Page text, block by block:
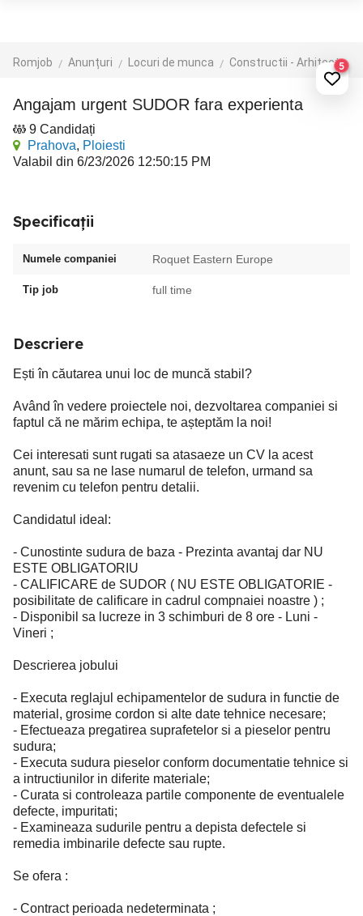
Romjob Anunțuri Locuri de munca Constructii - Arhitectura - Design5
Angajam urgent SUDOR fara experienta
9 Candidați
Prahova, Ploiesti
Valabil din 6/23/2026 12:50:15 PM
Specificații
Numele companiei Roquet Eastern Europe
Tip job full time
Descriere
Ești în căutarea unui loc de muncă stabil?
Având în vedere proiectele noi, dezvoltarea companiei si
faptul că ne mărim echipa, te așteptăm la noi!
Cei interesati sunt rugati sa atasaeze un CV la acest
anunt, sau sa ne lase numarul de telefon, urmand sa
revenim cu telefon pentru detalii.
Candidatul ideal:
- Cunostinte sudura de baza - Prezinta avantaj dar NU
ESTE OBLIGATORIU
- CALIFICARE de SUDOR ( NU ESTE OBLIGATORIE -
posibilitate de calificare in cadrul compnaiei noastre ) ;
- Disponibil sa lucreze in 3 schimburi de 8 ore - Luni -
Vineri ;
Descrierea jobului
- Executa reglajul echipamentelor de sudura in functie de
material, grosime cordon si alte date tehnice necesare;
- Efectueaza pregatirea suprafetelor si a pieselor pentru
sudura;
- Executa sudura pieselor conform documentatie tehnice si
a intructiunilor in diferite materiale;
- Curata si controleaza partile componente de eventualele
defecte, impuritati;
- Examineaza sudurile pentru a depista defectele si
remedia imbinarile defecte sau rupte.
Se ofera :
- Contract perioada nedeterminata ;